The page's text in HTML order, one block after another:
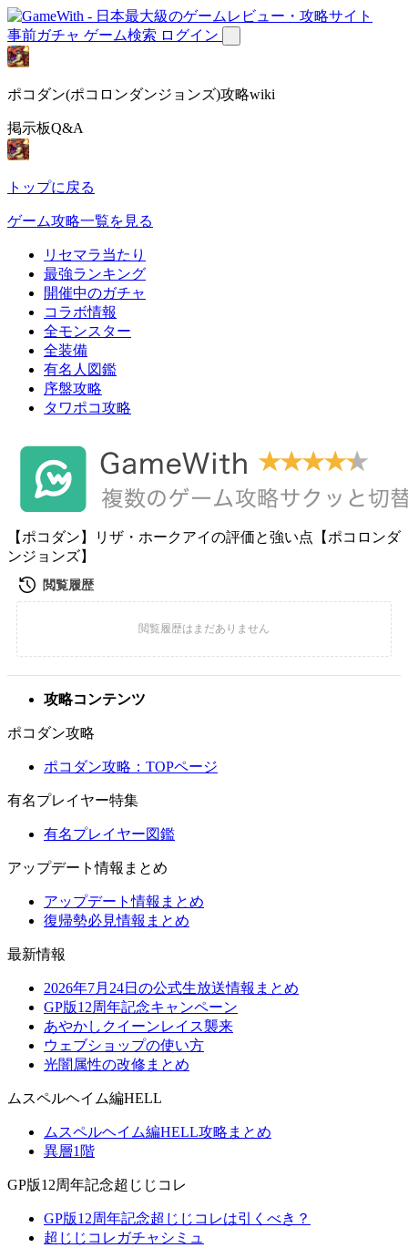
事前ガチャ ゲーム検索 ログイン
ポコダン(ポコロンダンジョンズ)攻略wiki
掲示板Q&A
トップに戻る
ゲーム攻略一覧を見る
リセマラ当たり
最強ランキング
開催中のガチャ
コラボ情報
全モンスター
全装備
有名人図鑑
序盤攻略
タワポコ攻略
【ポコダン】リザ・ホークアイの評価と強い点【ポコロンダ
ンジョンズ】
攻略コンテンツ
ポコダン攻略
ポコダン攻略：TOPページ
有名プレイヤー特集
有名プレイヤー図鑑
アップデート情報まとめ
アップデート情報まとめ
復帰勢必見情報まとめ
最新情報
2026年7月24日の公式生放送情報まとめ
GP版12周年記念キャンペーン
あやかしクイーンレイス襲来
ウェブショップの使い方
光闇属性の改修まとめ
ムスペルヘイム編HELL
ムスペルヘイム編HELL攻略まとめ
異層1階
GP版12周年記念超じじコレ
GP版12周年記念超じじコレは引くべき？
超じじコレガチャシミュ